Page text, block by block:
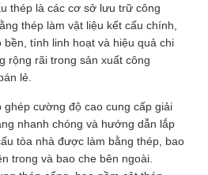
thép là các cơ sở lưu trữ công
thép làm vật liệu kết cấu chính,
tính linh hoạt và hiệu quả chi
rộng rãi trong sản xuất công
lẻ.
ghép cường độ cao cung cấp giải
nhanh chóng và hướng dẫn lắp
tòa nhà được làm bằng thép, bao
trong và bao che bên ngoài.